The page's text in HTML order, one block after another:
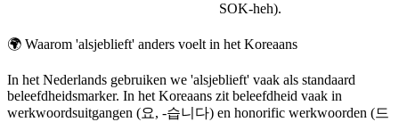
SOK-heh).
🌍 Waarom 'alsjeblieft' anders voelt in het Koreaans
In het Nederlands gebruiken we 'alsjeblieft' vaak als standaard
beleefdheidsmarker. In het Koreaans zit beleefdheid vaak in
werkwoordsuitgangen (요, -습니다) en honorific werkwoorden (드